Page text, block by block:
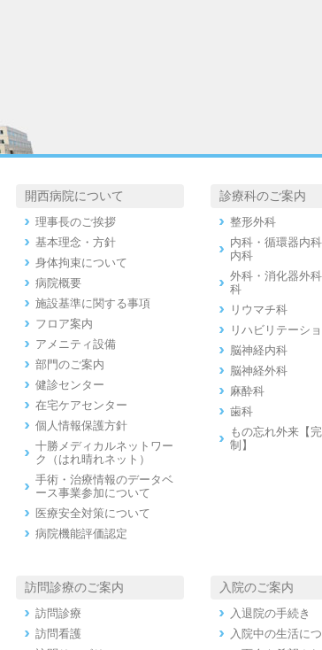
開西病院について
理事長のご挨拶
基本理念・方針
身体拘束について
病院概要
施設基準に関する事項
フロア案内
アメニティ設備
部門のご案内
健診センター
在宅ケアセンター
個人情報保護方針
十勝メディカルネットワー
ク（はれ晴れネット）
手術・治療情報のデータベ
ース事業参加について
医療安全対策について
病院機能評価認定
診療科のご案内
整形外科
内科・循環器内
内科
外科・消化器外
科
リウマチ科
リハビリテーシ
脳神経内科
脳神経外科
麻酔科
歯科
もの忘れ外来【
制】
訪問診療のご案内
訪問診療
訪問看護
入院のご案内
入退院の手続き
入院中の生活に